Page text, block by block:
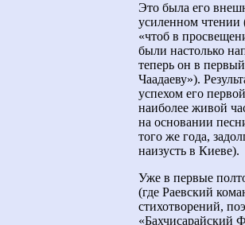
Это была его
усиленном чтении
«чтоб в
были настолько
теперь он в
Чаадаеву»).
успехом его
наиболее живой
на основании
того же года,
наизусть в Киеве).
Уже в первые
(где Раевский
стихотворений,
«Бахчисарайский